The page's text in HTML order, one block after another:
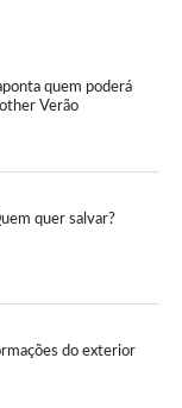
quem poderá
Verão
quer salvar?
do exterior